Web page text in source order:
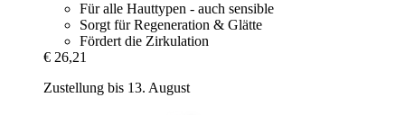
Für alle Hauttypen - auch sensible
Sorgt für Regeneration & Glätte
Fördert die Zirkulation
€ 26,21
Zustellung bis 13. August